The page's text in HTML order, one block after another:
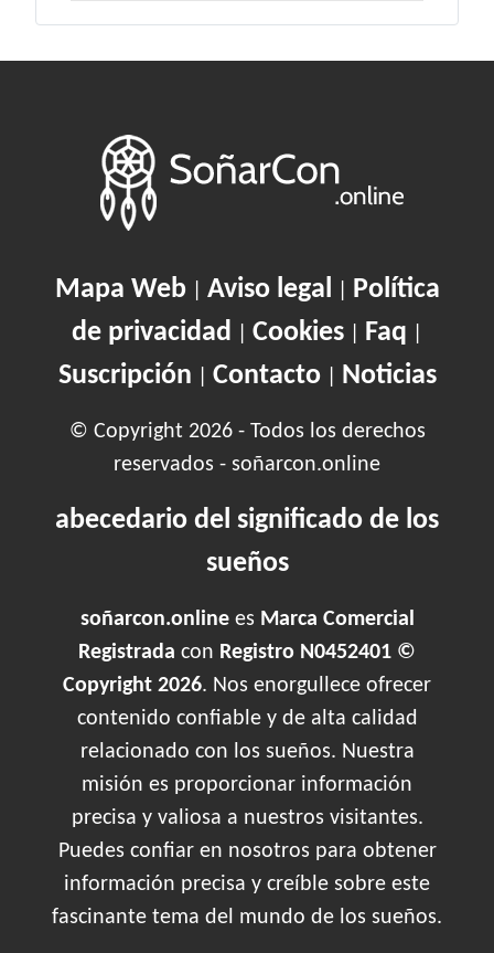
Mapa Web| Aviso legal
Política
de privacidad
Cookies Faq
Suscripción Contacto| Noticias
© Copyright 2026 - Todos los derechos
reservados - soñarcon.online
abecedario del significado de los
sueños
soñarcon.onlinees Marca Comercial
Registrada con Registro N0452401 ©
Copyright 2026. Nos enorgullece ofrecer
contenido confiable y de alta calidad
relacionado con los sueños. Nuestra
misión es proporcionar información
precisa y valiosa a nuestros visitantes.
Puedes confiar en nosotros para obtener
información precisa y creíble sobre este
fascinante tema del mundo de los sueños.